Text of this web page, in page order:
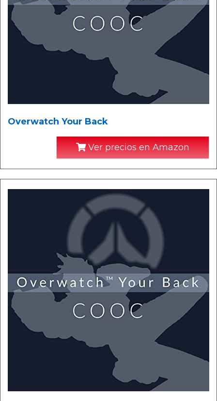
Overwatch Your Back
Ver precios en Amazon